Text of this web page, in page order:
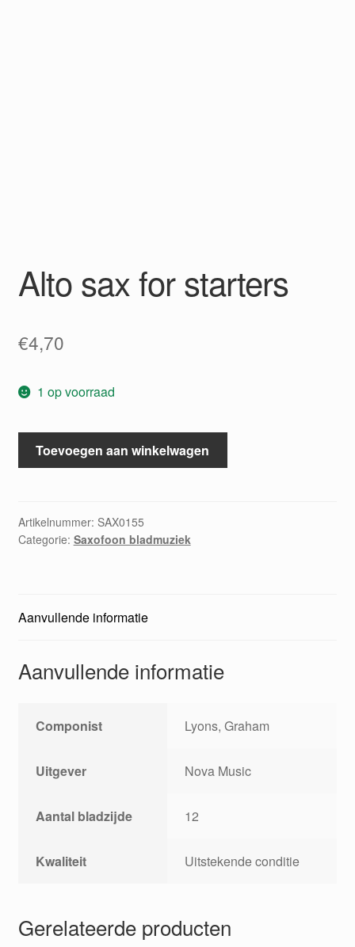
Alto sax for starters
€4,70
1 op voorraad
Alto
aantal
Toevoegen aan winkelwagen
Artikelnummer: SAX0155
Categorie: Saxofoon bladmuziek
Aanvullende informatie
Aanvullende informatie
Componist Lyons, Graham
Uitgever Nova Music
Aantal bladzijde 12
Kwaliteit Uitstekende conditie
Gerelateerde producten